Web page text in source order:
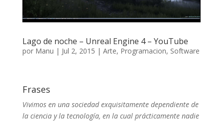
Lago de noche – Unreal Engine 4 – YouTube
por Manu | Jul 2, 2015 | Arte, Programacion, Software
Frases
Vivimos en una sociedad exquisitamente dependiente de
la ciencia y la tecnología, en la cual prácticamente nadie